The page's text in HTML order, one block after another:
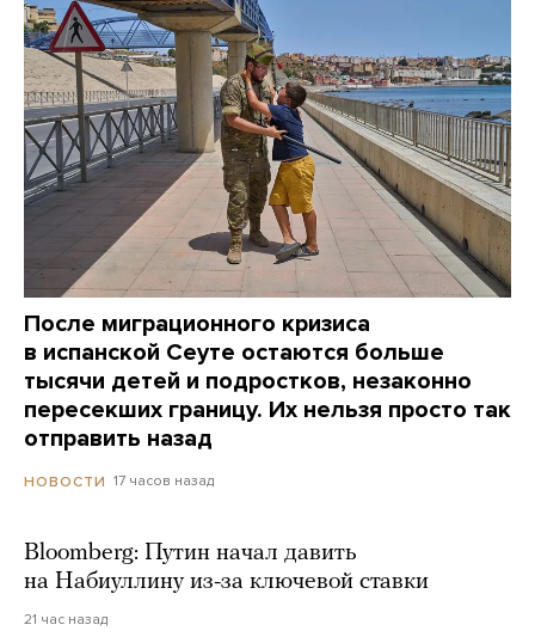
После миграционного кризиса
в испанской Сеуте остаются больше
тысячи детей и подростков, незаконно
пересекших границу. Их нельзя просто так
отправить назад
НОВОСТИ 17 часов назад
Bloomberg: Путин начал давить
на Набиуллину из-за ключевой ставки
21 час назад